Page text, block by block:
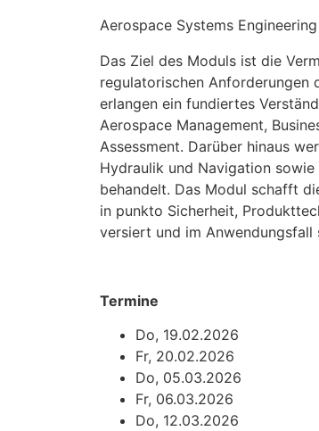
Aerospace Systems Engineering
Das Ziel des Moduls ist die
regulatorischen Anforderungen
erlangen ein fundiertes
Aerospace Management,
Assessment. Darüber hinaus
Hydraulik und Navigation
behandelt. Das Modul schafft
in punkto Sicherheit,
versiert und im Anwendungsfall
Termine
Do, 19.02.2026
Fr, 20.02.2026
Do, 05.03.2026
Fr, 06.03.2026
Do, 12.03.2026